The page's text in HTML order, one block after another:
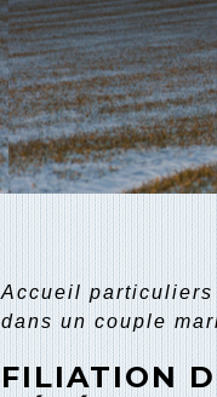
Accueil particuliers
dans un couple
FILIATION